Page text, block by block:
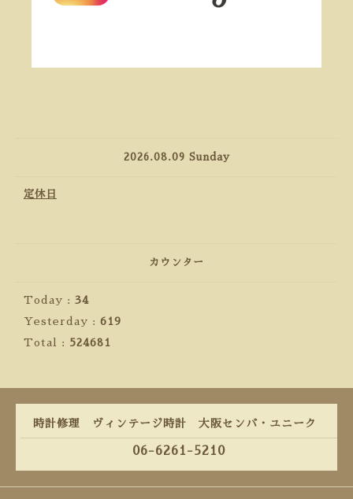
2026.08.09 Sunday
定休日
カウンター
Today : 34
Yesterday : 619
Total : 524681
時計修理 ヴィンテージ時計 大阪センバ・ユニーク
06-6261-5210